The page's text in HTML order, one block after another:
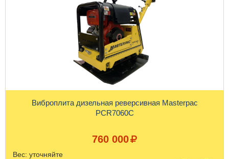
Виброплита дизельная реверсивная Masterpac
PCR7060C
760 000
Вес: уточняйте